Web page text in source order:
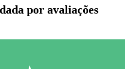
por avaliações